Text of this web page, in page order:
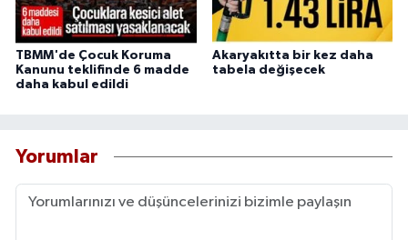
TBMM'de Çocuk Koruma
Kanunu teklifinde 6 madde
daha kabul edildi
Akaryakıtta bir kez daha
tabela değişecek
Yorumlar